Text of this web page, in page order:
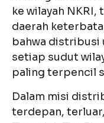
ke wilayah
daerah
bahwa distribusi
setiap sudut
paling terpencil
Dalam misi
terdepan,